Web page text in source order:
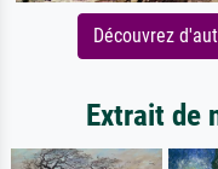
Découvrez
Extrait de